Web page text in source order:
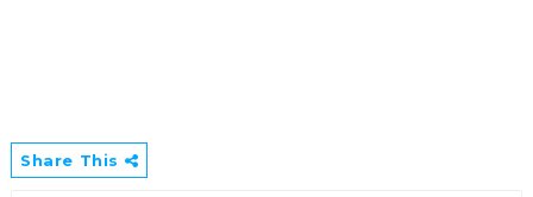
Share This